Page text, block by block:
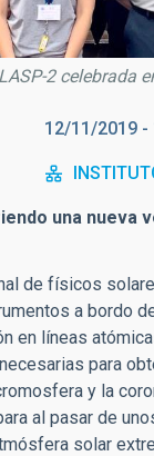
2 celebrada
12/11/2019 -
una
de físicos
a bordo
en líneas
para
y la
al pasar de
solar